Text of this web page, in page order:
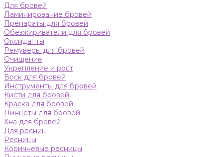
Для бровей
Ламинирование бровей
Препараты для бровей
Обезжириватели для бровей
Оксиданты
Ремуверы для бровей
Очищение
Укрепление и рост
Воск для бровей
Инструменты для бровей
Кисти для бровей
Краска для бровей
Пинцеты для бровей
Хна для бровей
Для ресниц
Ресницы
Коричневые ресницы